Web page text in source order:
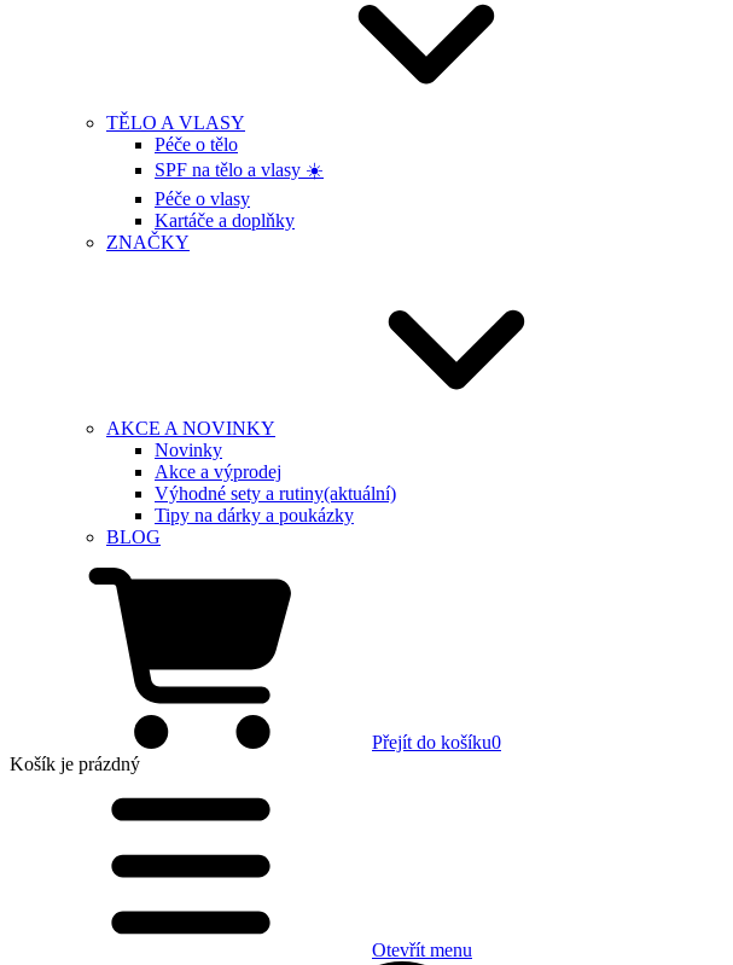
TĚLO A VLASY
Péče o tělo
SPF na tělo a vlasy ☀️
Péče o vlasy
Kartáče a doplňky
ZNAČKY
AKCE A NOVINKY
Novinky
Akce a výprodej
Výhodné sety a rutiny(aktuální)
Tipy na dárky a poukázky
BLOG
Přejít do košíku0
Košík je prázdný
Otevřít menu